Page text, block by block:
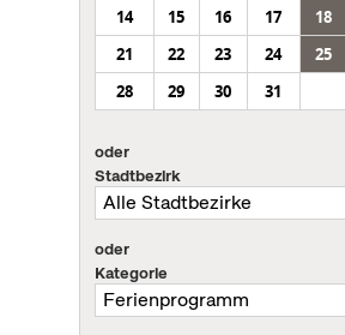
14
15 16 17 18
21
22 23 24 25
28
29 30 31
oder
Stadtbezirk
oder
Kategorie